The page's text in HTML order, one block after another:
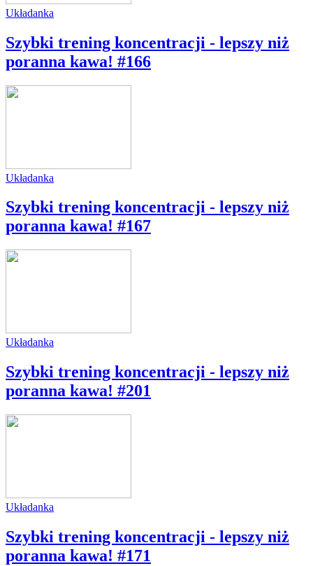
Układanka
Szybki trening koncentracji - lepszy niż
poranna kawa! #166
Układanka
Szybki trening koncentracji - lepszy niż
poranna kawa! #167
Układanka
Szybki trening koncentracji - lepszy niż
poranna kawa! #201
Układanka
Szybki trening koncentracji - lepszy niż
poranna kawa! #171